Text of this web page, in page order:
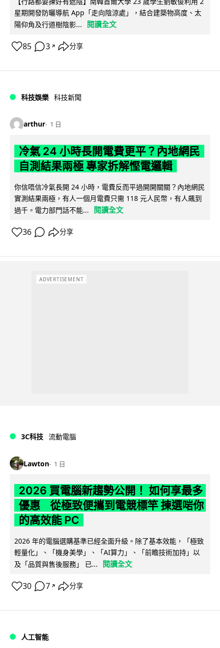
星期開發防曬導航 App「走向陰涼處」，結合建築物高度、太
陽仰角及行道樹陰影...
閱讀全文
85 3 ↗ 分享
科技娛樂 科技新聞
arthur 1 日
冷氣 24 小時長開電費更平？內地網民
自測結果兩極 專家拆解慳電邏輯
你信唔信冷氣長開 24 小時，電費反而平過開開關關？內地網民
實測結果兩極，有人一個月電費只需 118 元人民幣，有人飆到
過千。電力部門話不能...
閱讀全文
36 分享
ADVERTISEMENT
3C科技 流動電腦
Lawton 1 日
2026 買電腦新趨勢公開！ 如何享最多
優惠 從極致便攜到電競標竿 揀選啱你
的高效能 PC
2026 年的電腦選購基準已經全面升級。除了基本效能，「極致
輕量化」、「機身美學」、「AI算力」、「前瞻技術加持」以
及「品質與售後服務」 已...
閱讀全文
30 7 ↗ 分享
人工智能